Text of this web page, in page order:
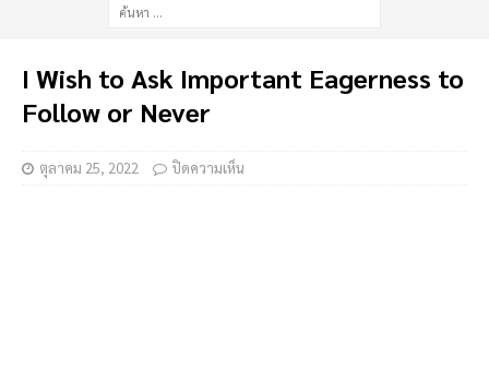
I Wish to Ask Important Eagerness to
Follow or Never
ตุลาคม 25, 2022 ปิดความเห็น